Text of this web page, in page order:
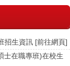
招生資訊 [前往網頁]
士在職專班)在校生